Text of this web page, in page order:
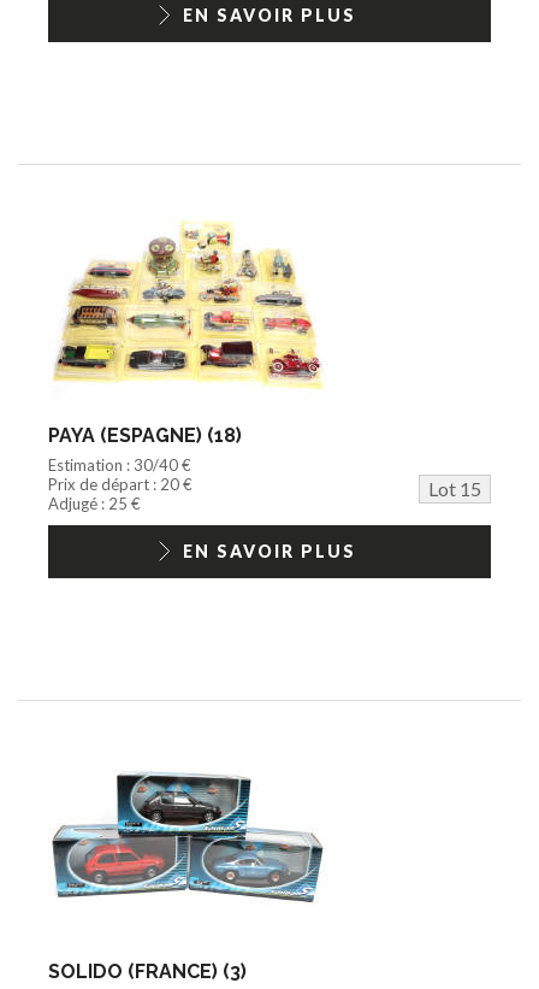
EN SAVOIR PLUS
PAYA (ESPAGNE) (18)
Estimation : 30/40 €
Prix de départ : 20 €
Lot 15
Adjugé : 25 €
EN SAVOIR PLUS
SOLIDO (FRANCE) (3)